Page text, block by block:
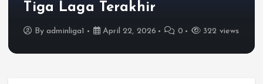
Tiga Laga Terakhir
Byadminliga1 April 22, 2026 0 322 views